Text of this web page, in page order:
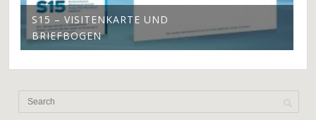
S15 – VISITENKARTE UND
BRIEFBOGEN